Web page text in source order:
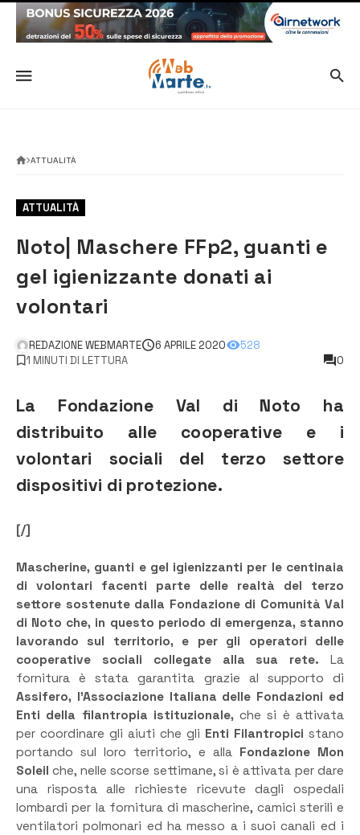
ATTUALITÀ
ATTUALITÀ
Noto| Maschere FFp2, guanti e
gel igienizzante donati ai
volontari
REDAZIONE WEBMARTE 6 APRILE 2020
528
1 MINUTI DI LETTURA
0
La Fondazione Val di Noto ha
distribuito alle cooperative e i
volontari sociali del terzo settore
dispositivi di protezione.
[/]
Mascherine, guanti e gel igienizzanti per le centinaia
di volontari facenti parte delle realtà del terzo
settore sostenute dalla Fondazione di Comunità Val
di Noto che, in questo periodo di emergenza, stanno
lavorando sul territorio, e per gli operatori delle
cooperative sociali collegate alla sua rete. La
fornitura è stata garantita grazie al supporto di
Assifero, l’Associazione Italiana delle Fondazioni ed
Enti della filantropia istituzionale,che si è attivata
per coordinare gli aiuti che gli Enti Filantropici stano
portando sul loro territorio, e alla Fondazione Mon
Soleil che, nelle scorse settimane, si è attivata per dare
una risposta alle richieste ricevute dagli ospedali
lombardi per la fornitura di mascherine, camici sterili e
ventilatori polmonari ed ha messo a i suoi canali ed i